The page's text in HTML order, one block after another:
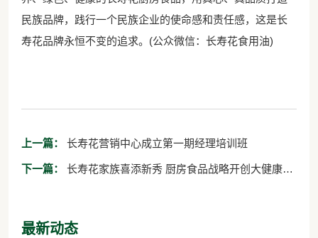
民族品牌，践行一个民族企业的使命感和责任感，这是长
寿花品牌永恒不变的追求。(公众微信：长寿花食用油)
上一篇： 长寿花营销中心成立第一期经理培训班
下一篇：
最新动态